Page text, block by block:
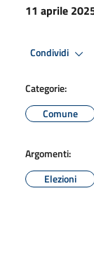
11 aprile
Condividi
Categorie:
Comune
Argomenti:
Elezioni